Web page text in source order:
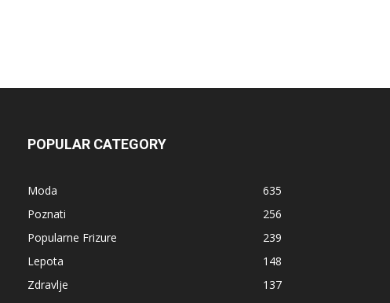
POPULAR CATEGORY
Moda
635
Poznati
256
Popularne Frizure
239
Lepota
148
Zdravlje
137